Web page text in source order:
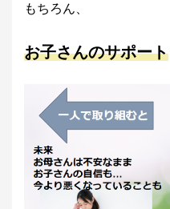
もちろん、
お子さんのサポート